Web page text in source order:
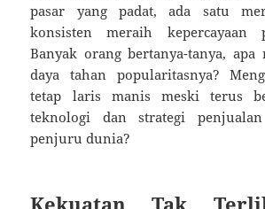
pasar yang padat, ada satu
konsisten meraih kepercayaan
Banyak orang bertanya-tanya,
daya tahan popularitasnya?
tetap laris manis meski terus
teknologi dan strategi
penjuru dunia?
Kekuatan Tak